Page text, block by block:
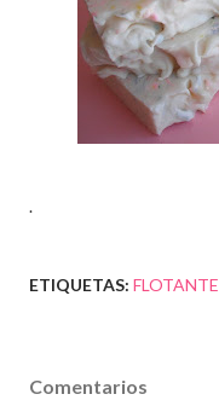
.
ETIQUETAS: FLOTANTE
Comentarios